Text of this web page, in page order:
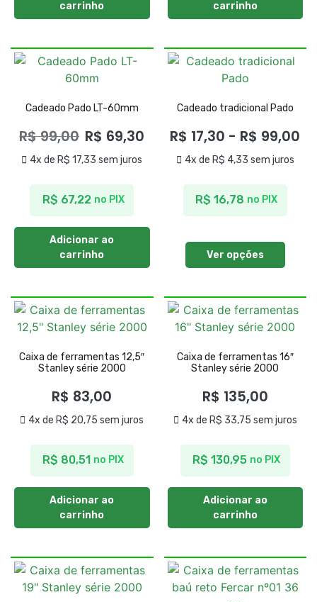
carrinho
carrinho
Cadeado Pado LT-60mm
R$99,00 R$ 69,30
4x de R$ 17,33 sem juros
R$ 67,22 no PIX
Adicionar ao
carrinho
Cadeado tradicional Pado
R$ 17,30 - R$ 99,00
4x de R$ 4,33 sem juros
R$ 16,78 no PIX
Ver opções
Caixa de ferramentas 12,5″
Stanley série 2000
R$ 83,00
4x de R$ 20,75 sem juros
R$ 80,51 no PIX
Adicionar ao
carrinho
Caixa de ferramentas 16″
Stanley série 2000
R$ 135,00
4x de R$ 33,75 sem juros
R$ 130,95 no PIX
Adicionar ao
carrinho